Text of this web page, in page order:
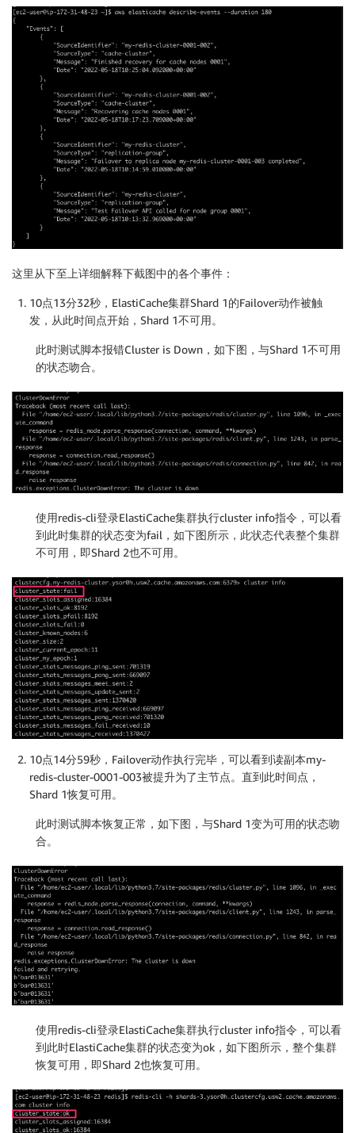
这里从下至上详细解释下截图中的各个事件：
10点13分32秒，ElastiCache集群Shard 1的Failover动作被触
发，从此时间点开始，Shard 1不可用。
此时测试脚本报错Cluster is Down，如下图，与Shard 1不可用
的状态吻合。
使用redis-cli登录ElastiCache集群执行cluster info指令，可以看
到此时集群的状态变为fail，如下图所示，此状态代表整个集群
不可用，即Shard 2也不可用。
10点14分59秒，Failover动作执行完毕，可以看到读副本my-
redis-cluster-0001-003被提升为了主节点。直到此时间点，
Shard 1恢复可用。
此时测试脚本恢复正常，如下图，与Shard 1变为可用的状态吻
合。
使用redis-cli登录ElastiCache集群执行cluster info指令，可以看
到此时ElastiCache集群的状态变为ok，如下图所示，整个集群
恢复可用，即Shard 2也恢复可用。